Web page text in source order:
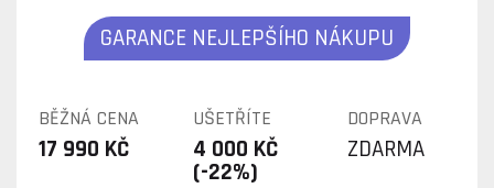
GARANCE NEJLEPŠÍHO NÁKUPU
BĚŽNÁ CENA UŠETŘÍTE DOPRAVA
17 990 KČ 4 000 KČ
(-22%)
ZDARMA